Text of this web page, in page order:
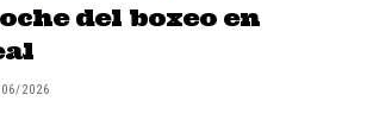
del boxeo en
2026